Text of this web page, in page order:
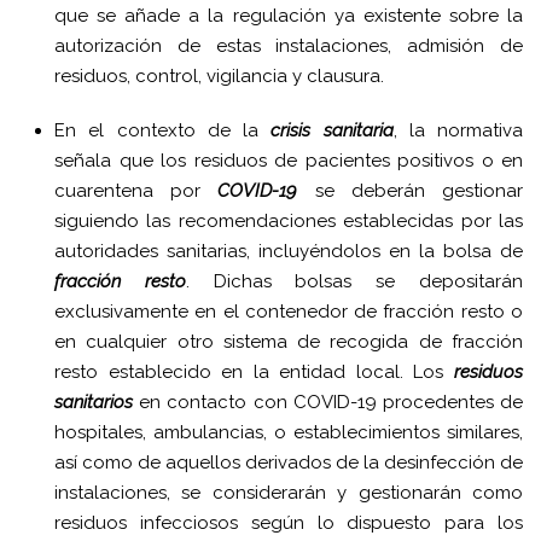
que se añade a la regulación ya existente sobre la
autorización de estas instalaciones, admisión de
residuos, control, vigilancia y clausura.
En el contexto de lacrisis sanitaria, la normativa
señala que los residuos de pacientes positivos o en
cuarentena porCOVID-19 se deberán gestionar
siguiendo las recomendaciones establecidas por las
autoridades sanitarias, incluyéndolos en la bolsa de
fracción resto. Dichas bolsas se depositarán
exclusivamente en el contenedor de fracción resto o
en cualquier otro sistema de recogida de fracción
resto establecido en la entidad local. Los residuos
sanitariosen contacto con COVID-19 procedentes de
hospitales, ambulancias, o establecimientos similares,
así como de aquellos derivados de la desinfección de
instalaciones, se considerarán y gestionarán como
residuos infecciosos según lo dispuesto para los